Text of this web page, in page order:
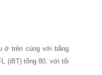
ở trên cùng với bằng
(iBT) tổng 80, với tối